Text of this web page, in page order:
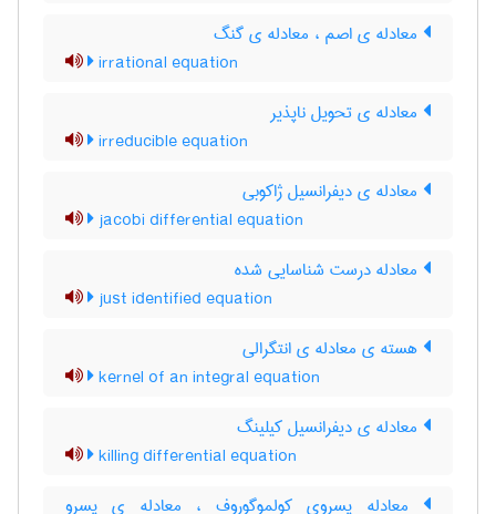
معادله ی اصم ، معادله ی گنگ
irrational equation
معادله ی تحویل ناپذیر
irreducible equation
معادله ی دیفرانسیل ژاکوبی
jacobi differential equation
معادله درست شناسایی شده
just identified equation
هسته ی معادله ی انتگرالی
kernel of an integral equation
معادله ی دیفرانسیل کیلینگ
killing differential equation
معادله پسروی کولموگوروف ، معادله ی پسرو